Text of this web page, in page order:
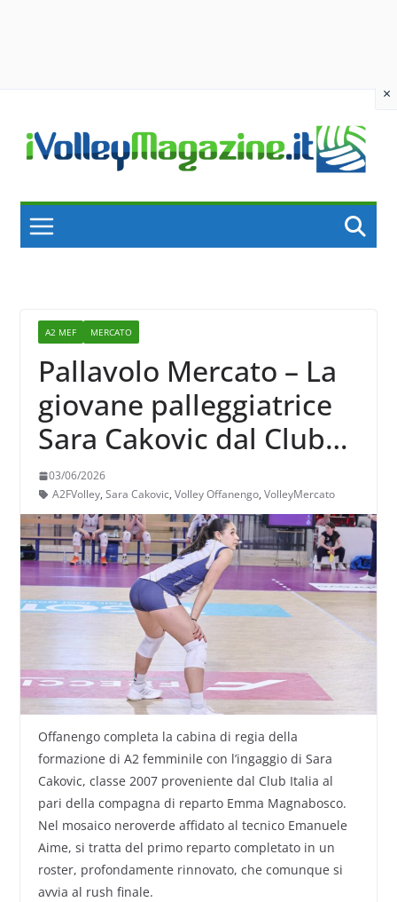
×
content
A2 MEF MERCATO
Pallavolo Mercato – La
giovane palleggiatrice
Sara Cakovic dal Club
Italia all’Offanengo
03/06/2026
A2FVolley, Sara Cakovic, Volley Offanengo, VolleyMercato
Offanengo completa la cabina di regia della
formazione di A2 femminile con l’ingaggio di Sara
Cakovic, classe 2007 proveniente dal Club Italia al
pari della compagna di reparto Emma Magnabosco.
Nel mosaico neroverde affidato al tecnico Emanuele
Aime, si tratta del primo reparto completato in un
roster, profondamente rinnovato, che comunque si
avvia al rush finale.